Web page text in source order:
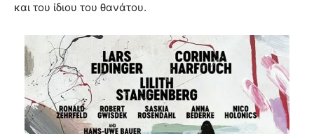
και του ίδιου του θανάτου.